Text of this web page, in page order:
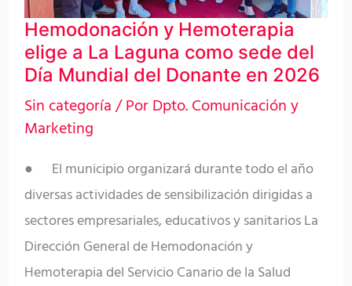
Hemodonación y Hemoterapia
elige a La Laguna como sede del
Día Mundial del Donante en 2026
Sin categoría/ PorDpto. Comunicación y
Marketing
● El municipio organizará durante todo el año
diversas actividades de sensibilización dirigidas a
sectores empresariales, educativos y sanitarios La
Dirección General de Hemodonación y
Hemoterapia del Servicio Canario de la Salud
sede
del
Día
Mundial
del
Donante
en
2026